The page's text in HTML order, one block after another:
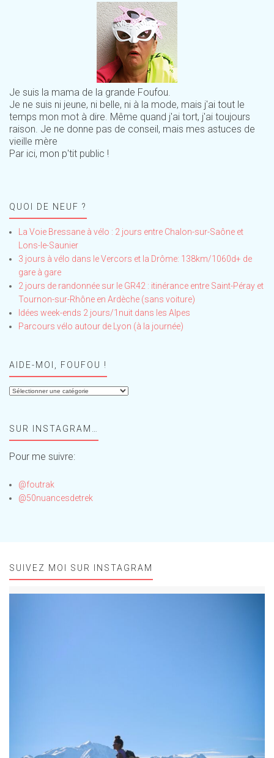
Je suis la mama de la grande Foufou.
Je ne suis ni jeune, ni belle, ni à la mode, mais j'ai tout le
temps mon mot à dire. Même quand j'ai tort, j'ai toujours
raison. Je ne donne pas de conseil, mais mes astuces de
vieille mère
Par ici, mon p'tit public !
QUOI DE NEUF ?
La Voie Bressane à vélo : 2 jours entre Chalon-sur-Saône et
Lons-le-Saunier
3 jours à vélo dans le Vercors et la Drôme: 138km/1060d+ de
gare à gare
2 jours de randonnée sur le GR42 : itinérance entre Saint-Péray et
Tournon-sur-Rhône en Ardèche (sans voiture)
Idées week-ends 2 jours/1nuit dans les Alpes
Parcours vélo autour de Lyon (à la journée)
AIDE-MOI, FOUFOU !
Aide-
!SUR INSTAGRAM…
Pour me suivre:
@foutrak
@50nuancesdetrek
SUIVEZ MOI SUR INSTAGRAM